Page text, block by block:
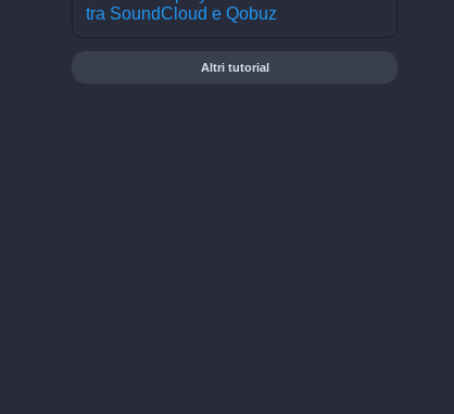
tra SoundCloud e Qobuz
Altri tutorial